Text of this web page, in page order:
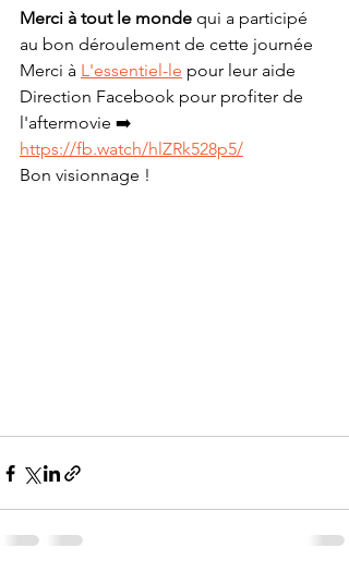
Merci à tout le monde qui a participé
au bon déroulement de cette journée
Merci à L'essentiel-le pour leur aide
Direction Facebook pour profiter de
l'aftermovie ➡️
https://fb.watch/hlZRk528p5/
Bon visionnage !